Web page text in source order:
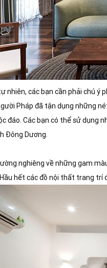
nhiên, các bạn cần phải chú
Pháp đã tận dụng những
đáo. Các bạn có thể sử dụng
Đông Dương.
nghiêng về những gam
hết các đồ nội thất trang trí